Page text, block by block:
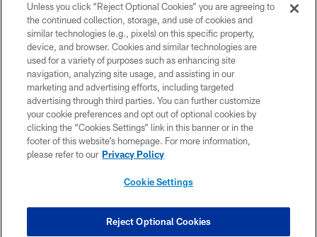
© 2026 ARIZONA CARDINALS. ALL RIGHTS RESERVED.
CONTACT US
EMPLOYMENT
ACCESSIBILITY
PRIVACY POLICY
TERMS & CONDITIONS
COOKIE SETTINGS
Unless you click “Reject Optional Cookies” you are agreeing to
the continued collection, storage, and use of cookies and
similar technologies (e.g., pixels) on this specific property,
device, and browser. Cookies and similar technologies are
used for a variety of purposes such as enhancing site
navigation, analyzing site usage, and assisting in our
marketing and advertising efforts, including targeted
advertising through third parties. You can further customize
your cookie preferences and opt out of optional cookies by
clicking the “Cookies Settings” link in this banner or in the
footer of this website’s homepage. For more information,
please refer to our Privacy Policy
Cookie Settings
Reject Optional Cookies